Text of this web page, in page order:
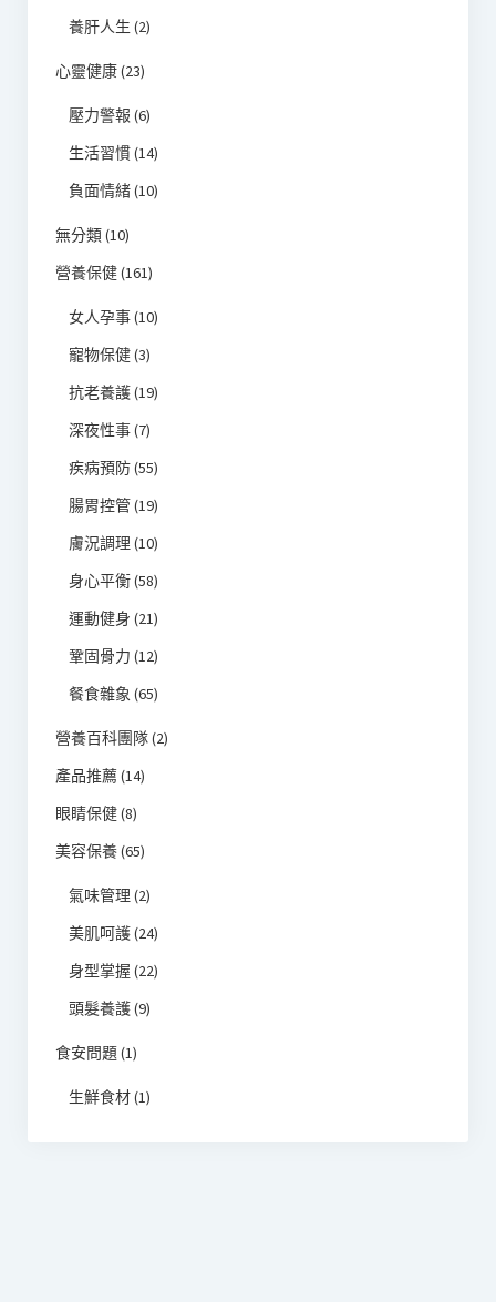
養肝人生 (2)
心靈健康(23)
壓力警報 (6)
生活習慣(14)
負面情緒(10)
無分類(10)
營養保健(161)
女人孕事(10)
寵物保健(3)
抗老養護(19)
深夜性事(7)
疾病預防(55)
腸胃控管(19)
膚況調理 (10)
身心平衡(58)
運動健身 (21)
鞏固骨力 (12)
餐食雜象 (65)
營養百科團隊(2)
產品推薦(14)
眼睛保健(8)
美容保養(65)
氣味管理 (2)
美肌呵護(24)
身型掌握 (22)
頭髮養護(9)
食安問題(1)
生鮮食材(1)